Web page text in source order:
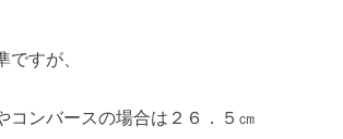
ですが、
コンバースの場合は２６．５㎝